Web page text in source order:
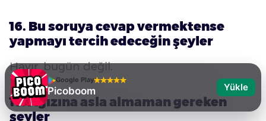
16. Bu soruya cevap vermektense
yapmayı tercih edeceğin şeyler
Hayır, bugün değil.
17. Ağızına asla almaman gereken
şeyler
Google Play
Picoboom Yükle